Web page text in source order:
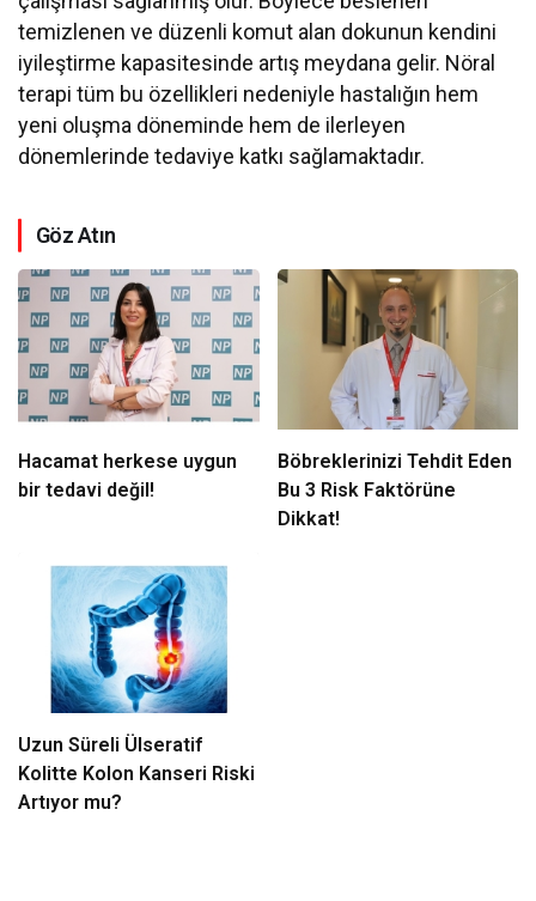
temizlenen ve düzenli komut alan dokunun kendini
iyileştirme kapasitesinde artış meydana gelir. Nöral
terapi tüm bu özellikleri nedeniyle hastalığın hem
yeni oluşma döneminde hem de ilerleyen
dönemlerinde tedaviye katkı sağlamaktadır.
Göz Atın
Hacamat herkese uygun
bir tedavi değil!
Böbreklerinizi Tehdit Eden
Bu 3 Risk Faktörüne
Dikkat!
Uzun Süreli Ülseratif
Kolitte Kolon Kanseri Riski
Artıyor mu?